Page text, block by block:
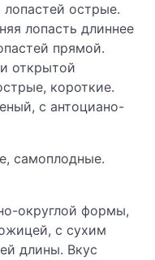
острые.
лопасть длиннее
прямой.
открытой
короткие.
с антоциано-
самоплодные.
округлой формы,
с сухим
длины. Вкус